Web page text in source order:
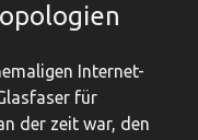
Internet-
für
der zeit war, den